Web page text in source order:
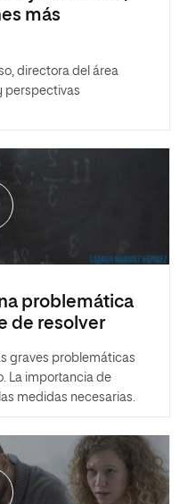
más
directora del área
perspectivas
problemática
de resolver
graves problemáticas
La importancia de
medidas necesarias.